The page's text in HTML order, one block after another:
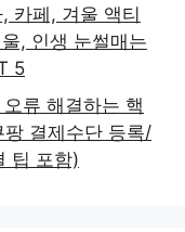
카페, 겨울 액티
, 인생 눈썰매는
5
류 해결하는 핵
팡 결제수단 등록/
팁 포함)